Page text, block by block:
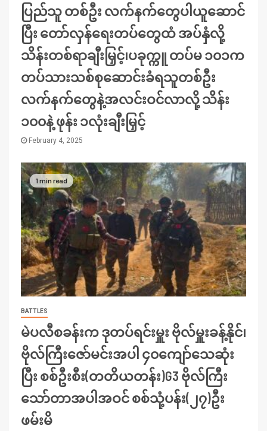
ပြည်သူ တစ်ဦး လက်နက်တွေပါယူဆောင်
ပြီး တော်လှန်ရေးတပ်တွေထံ အပ်နှံလို့
သိန်းတစ်ရာချီးမြှင့်၊ပခုက္ကူ တပ်မ ၁၀၁က
တပ်သားသစ်စုဆောင်းခံရသူတစ်ဦး
လက်နက်တွေနဲ့အလင်းဝင်လာလို့ သိန်း
၁၀၀နဲ့ ဖုန်း ၁လုံးချီးမြှင့်
February 4, 2025
1 min read
BATTLES
မဲပလီစခန်းက ဒုတပ်ရင်းမှူး ဗိုလ်မှူးခန့်နိုင်၊
ဗိုလ်ကြီးဇော်မင်းအပါ ၄၀ကျော်သေဆုံး
ပြီး စစ်ဦးစီး(တတိယတန်း)G3 ဗိုလ်ကြီး
သော်တာအပါအဝင် စစ်သုံ့ပန်း(၂၇)ဦး
ဖမ်းမိ